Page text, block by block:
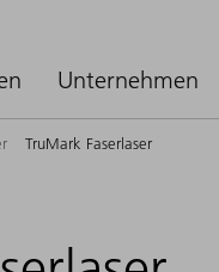
Unternehmen
TruMark Faserlaser